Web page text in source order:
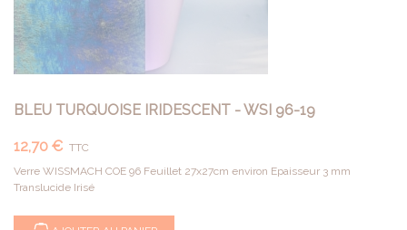
BLEU TURQUOISE IRIDESCENT - WSI 96-19
12,70 € TTC
Verre WISSMACH COE 96 Feuillet 27x27cm environ Epaisseur 3 mm
Translucide Irisé